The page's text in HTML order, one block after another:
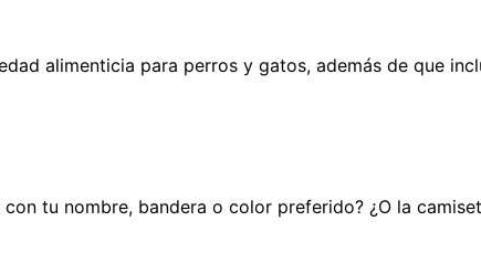
alimenticia para perros y gatos, además de que
tu nombre, bandera o color preferido? ¿O la